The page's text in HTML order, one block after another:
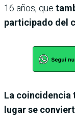
16 años, que
participado del
La coincidencia
lugar se